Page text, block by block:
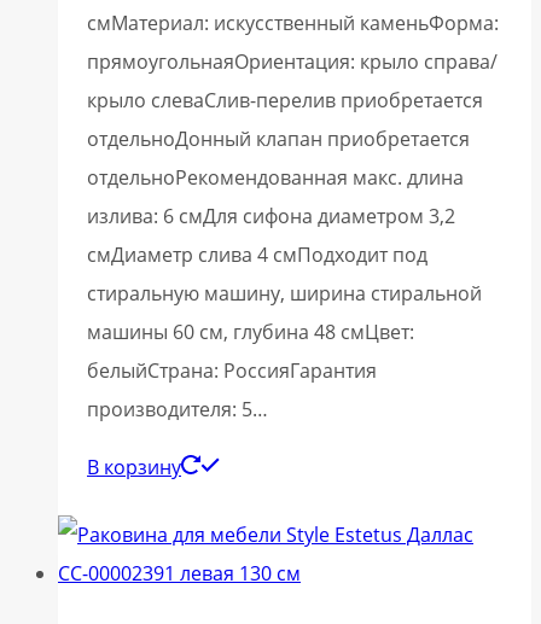
смМатериал: искусственный каменьФорма:
прямоугольнаяОриентация: крыло справа/
крыло слеваСлив-перелив приобретается
отдельноДонный клапан приобретается
отдельноРекомендованная макс. длина
излива: 6 смДля сифона диаметром 3,2
смДиаметр слива 4 смПодходит под
стиральную машину, ширина стиральной
машины 60 см, глубина 48 смЦвет:
белыйСтрана: РоссияГарантия
производителя: 5…
В корзину